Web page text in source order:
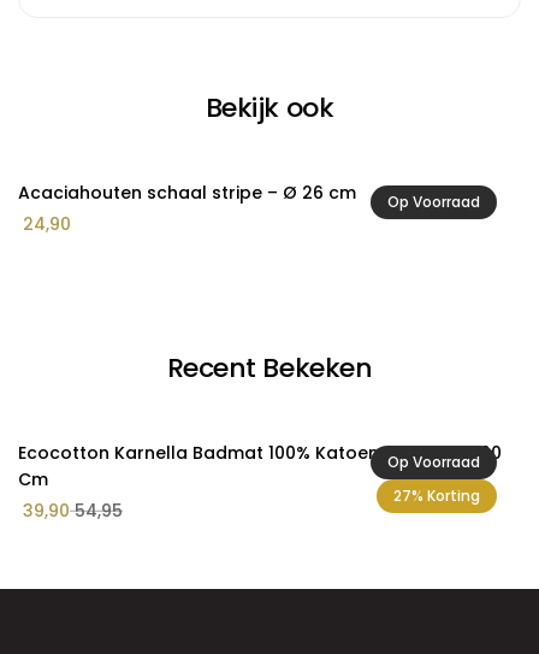
Bekijk ook
Op Voorraad
Acaciahouten schaal stripe – Ø 26 cm
24,90
Recent Bekeken
Op Voorraad
27% Korting
Ecocotton Karnella Badmat 100% Katoen Groen 60x100
Cm
39,9054,95